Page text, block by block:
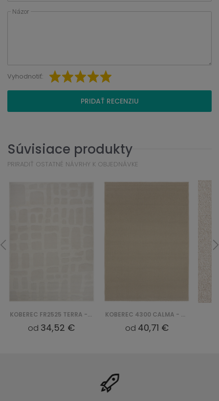
Názor
Vyhodnotiť:
PRIDAŤ RECENZIU
Súvisiace produkty
PRIRADIŤ OSTATNÉ NÁVRHY K OBJEDNÁVKE
KOBEREC FR2525 TERRA - KREMOWY
od 34,52 €
KOBEREC 4300 CALMA - KREMOWY
od 40,71 €